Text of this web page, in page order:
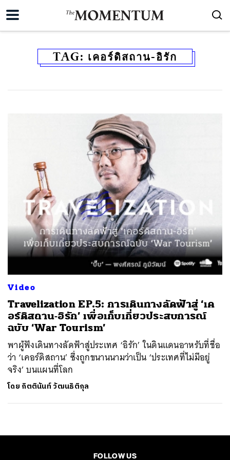
TAG: เคอร์ดิสถาน-อิรัก
Video
Travelization EP.5: การเดินทางลัดฟ้าสู่ ‘เค
อร์ดิสถาน-อิรัก’ เพื่อเก็บเกี่ยวประสบการณ์
ฉบับ ‘War Tourism’
พาผู้ฟังเดินทางลัดฟ้าสู่ประเทศ ‘อิรัก’ ในดินแดนอาหรับที่ชื่อ
ว่า ‘เคอร์ดิสถาน’ ซึ่งถูกขนานนามว่าเป็น ‘ประเทศที่ไม่มีอยู่
จริง’ บนแผนที่โลก
โดย กิตตินันท์ วัฒนธิติกุล
FOLLOW US
ค้นหา
TWEET LINE EMAIL